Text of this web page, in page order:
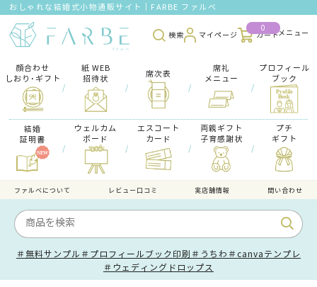
おしゃれな結婚式小物通販サイト｜FARBE ファルベ
検索 マイページ
0
カート
顔合わせ
しおり･ギフト
/
紙 WEB
招待状
/
席次表
/
席礼
メニュー
/
プロフィール
ブック
結婚
証明書
/
ウェルカム
ボード
/
エスコート
カード
/
両親ギフト
子育感謝状
/
プチ
ギフト
ファルべについて レビュー口コミ 実店舗情報 問い合わせ
＃無料サンプル ＃プロフィールブック印刷 ＃うちわ ＃canvaテンプレ
＃ウェディングドロップス